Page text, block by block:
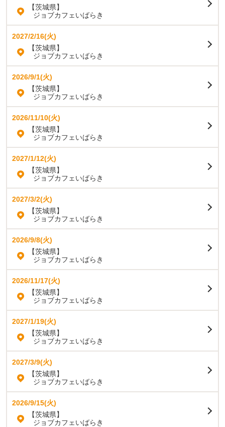
【茨城県】
ジョブカフェいばらき
2027/2/16(火)
【茨城県】
ジョブカフェいばらき
2026/9/1(火)
【茨城県】
ジョブカフェいばらき
2026/11/10(火)
【茨城県】
ジョブカフェいばらき
2027/1/12(火)
【茨城県】
ジョブカフェいばらき
2027/3/2(火)
【茨城県】
ジョブカフェいばらき
2026/9/8(火)
【茨城県】
ジョブカフェいばらき
2026/11/17(火)
【茨城県】
ジョブカフェいばらき
2027/1/19(火)
【茨城県】
ジョブカフェいばらき
2027/3/9(火)
【茨城県】
ジョブカフェいばらき
2026/9/15(火)
【茨城県】
ジョブカフェいばらき